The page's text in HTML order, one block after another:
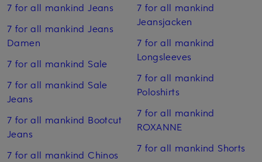
7 for all mankind Jeans
7 for all mankind Jeans
Damen
7 for all mankind Sale
7 for all mankind Sale
Jeans
7 for all mankind Bootcut
Jeans
7 for all mankind Chinos
7 for all mankind
Jeansjacken
7 for all mankind
Longsleeves
7 for all mankind
Poloshirts
7 for all mankind
ROXANNE
7 for all mankind Shorts